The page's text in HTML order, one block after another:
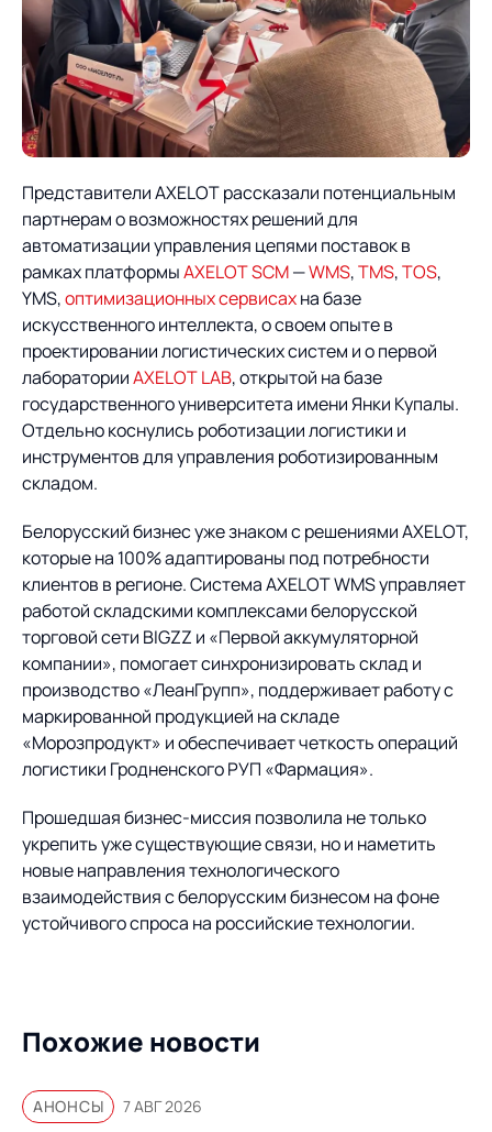
Представители AXELOT рассказали потенциальным
партнерам о возможностях решений для
автоматизации управления цепями поставок в
рамках платформыAXELOT SCM—WMS,TMS,TOS,
YMS,оптимизационных сервисахна базе
искусственного интеллекта, о своем опыте в
проектировании логистических систем и о первой
лабораторииAXELOT LAB, открытой на базе
государственного университета имени Янки Купалы.
Отдельно коснулись роботизации логистики и
инструментов для управления роботизированным
складом.
Белорусский бизнес уже знаком с решениями AXELOT,
которые на 100% адаптированы под потребности
клиентов в регионе. Система AXELOT WMS управляет
работой складскими комплексами белорусской
торговой сети BIGZZ и «Первой аккумуляторной
компании», помогает синхронизировать склад и
производство «ЛеанГрупп», поддерживает работу с
маркированной продукцией на складе
«Морозпродукт» и обеспечивает четкость операций
логистики Гродненского РУП «Фармация».
Прошедшая бизнес-миссия позволила не только
укрепить уже существующие связи, но и наметить
новые направления технологического
взаимодействия с белорусским бизнесом на фоне
устойчивого спроса на российские технологии.
Похожие новости
АНОНСЫ 7 АВГ 2026